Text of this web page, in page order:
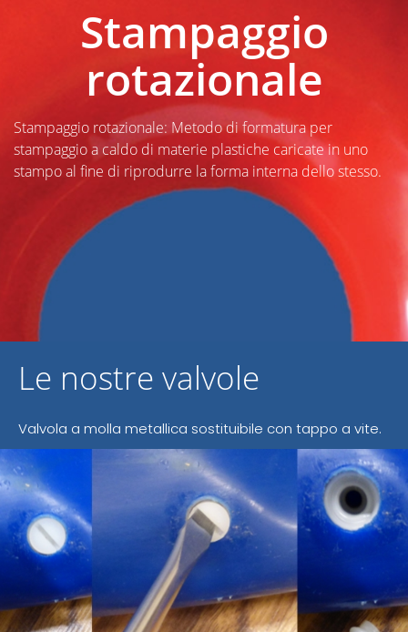
Stampaggio
rotazionale
Stampaggio rotazionale: Metodo di formatura per
stampaggio a caldo di materie plastiche caricate in uno
stampo al fine di riprodurre la forma interna dello stesso.
Le nostre valvole
Valvola a molla metallica sostituibile con tappo a vite.